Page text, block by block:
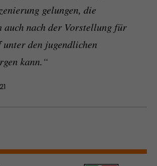
gelungen, die
auch nach der Vorstellung für
unter den jugendlichen
kann.“